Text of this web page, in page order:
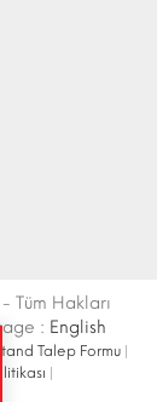
Tüm Hakları
: English
Talep Formu|